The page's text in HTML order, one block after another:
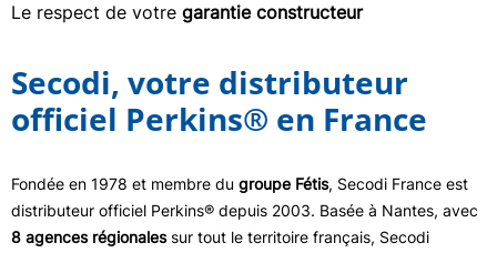
Le respect de votre garantie constructeur
Secodi, votre distributeur
officiel Perkins® en France
Fondée en 1978 et membre du groupe Fétis, Secodi France est
distributeur officiel Perkins® depuis 2003. Basée à Nantes, avec
8 agences régionalessur tout le territoire français, Secodi